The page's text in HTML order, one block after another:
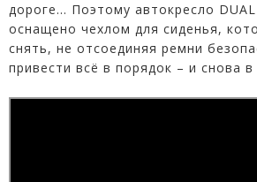
дороге... Поэтому автокресло
оснащено чехлом для сиденья,
снять, не отсоединяя ремни
привести всё в порядок – и снова в